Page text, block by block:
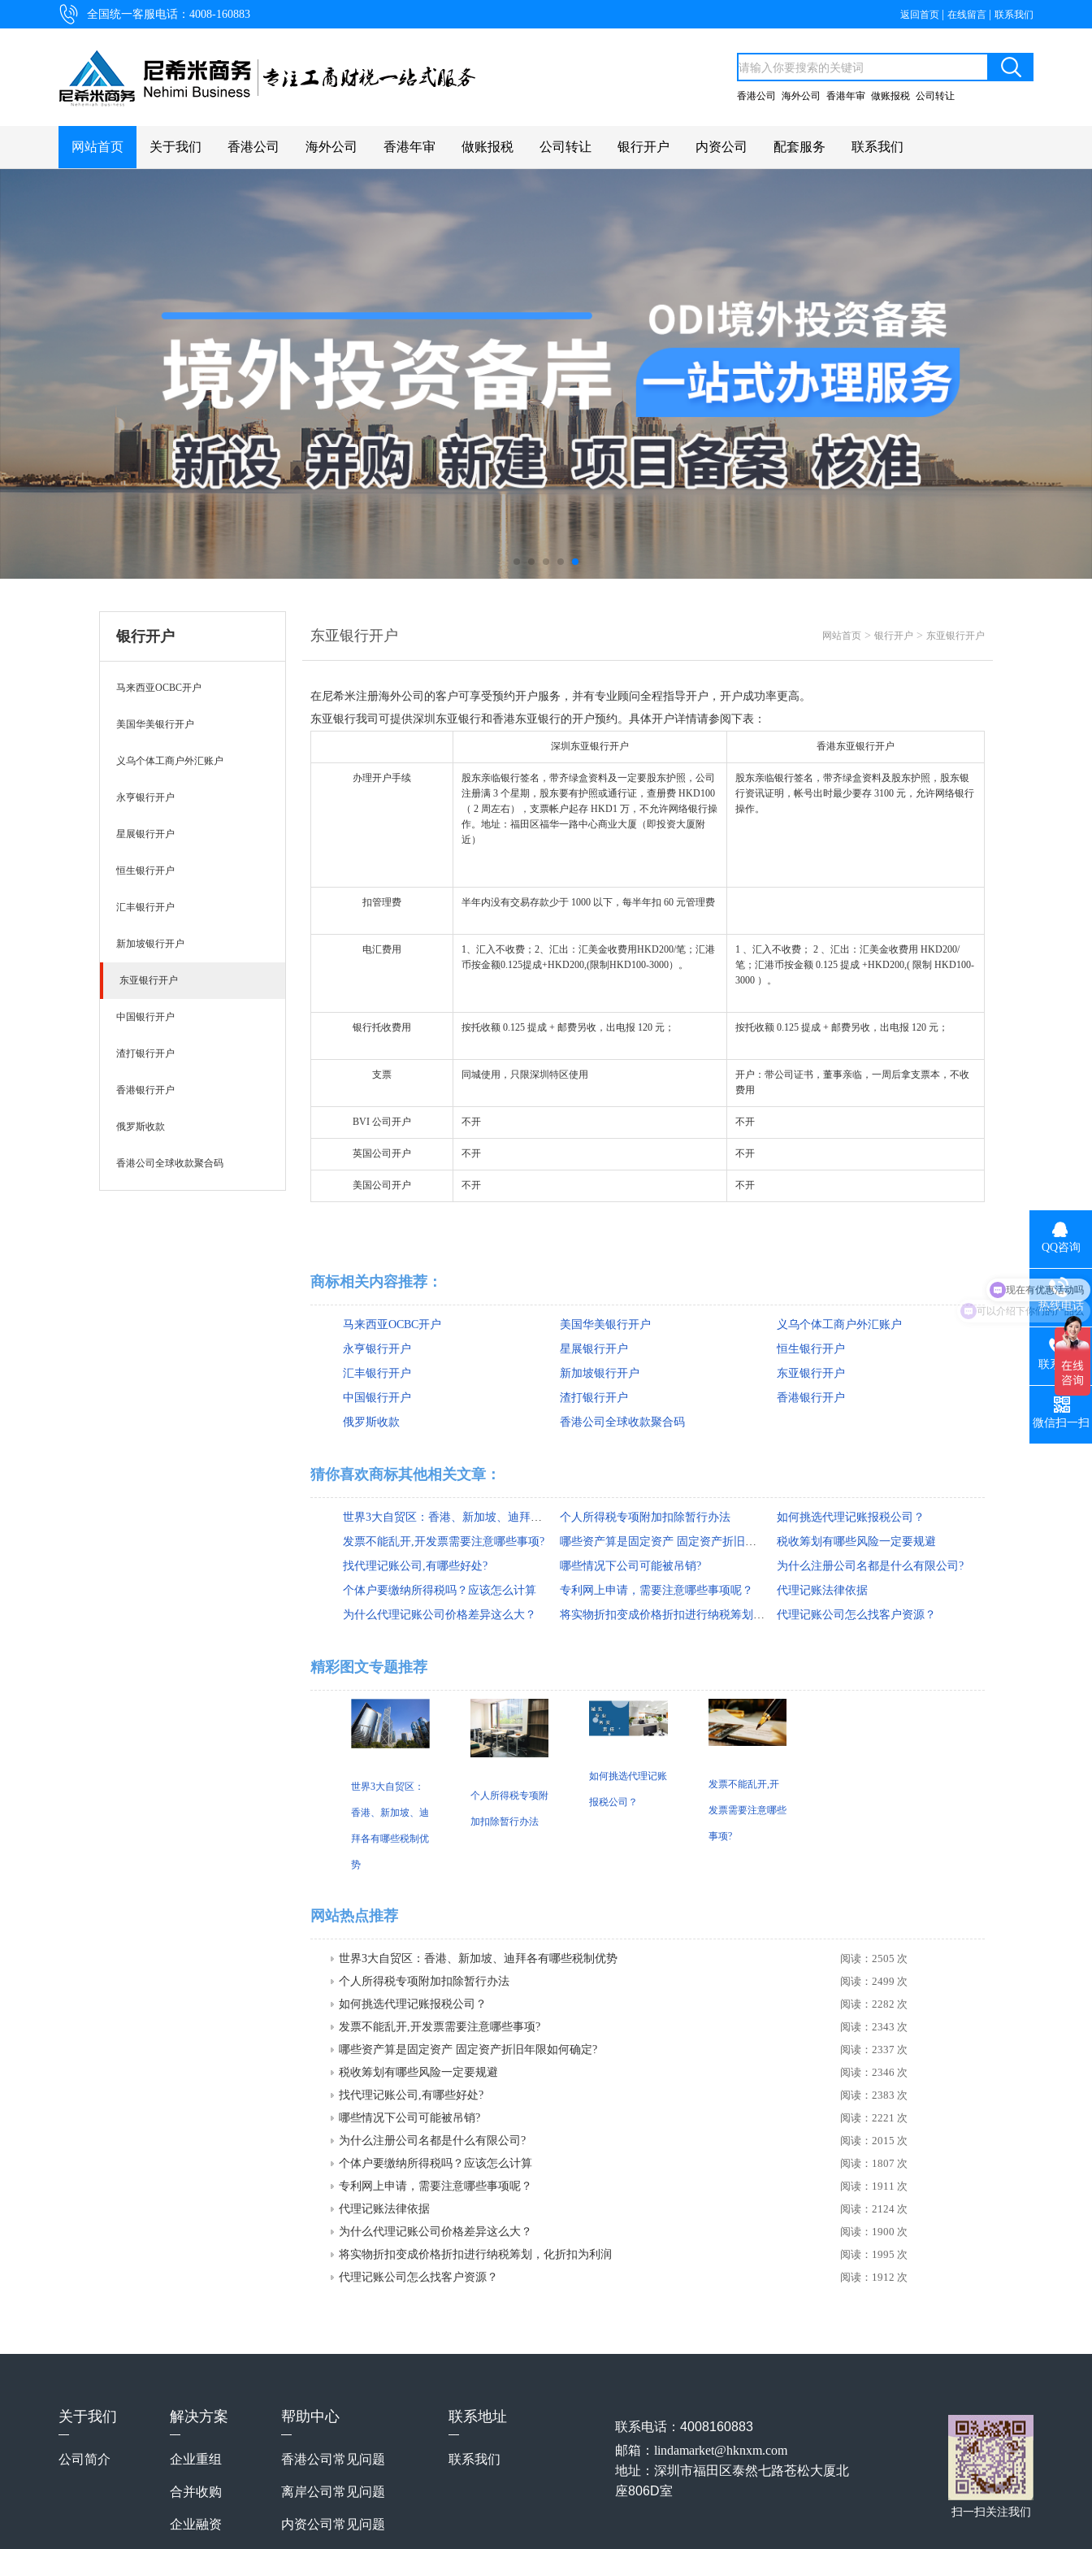
全国统一客服电话：4008-160883 返回首页 在线留言 联系我们
香港公司 海外公司 香港年审 做账报税 公司转让
网站首页 关于我们 香港公司 海外公司 香港年审 做账报税 公司转让 银行开户 内资公司 配套服务 联系我们
银行开户
马来西亚OCBC开户
美国华美银行开户
义乌个体工商户外汇账户
永亨银行开户
星展银行开户
恒生银行开户
汇丰银行开户
新加坡银行开户
东亚银行开户
中国银行开户
渣打银行开户
香港银行开户
俄罗斯收款
香港公司全球收款聚合码
东亚银行开户 网站首页 > 银行开户 > 东亚银行开户
在尼希米注册海外公司的客户可享受预约开户服务，并有专业顾问全程指导开户，开户成功率更高。
东亚银行我司可提供深圳东亚银行和香港东亚银行的开户预约。具体开户详情请参阅下表：
深圳东亚银行开户 香港东亚银行开户
办理开户手续
股东亲临银行签名，带齐绿盒资料及一定要股东护照，公司
注册满 3 个星期，股东要有护照或通行证，查册费 HKD100
（ 2 周左右），支票帐户起存 HKD1 万，不允许网络银行操
作。地址：福田区福华一路中心商业大厦（即投资大厦附
近）
股东亲临银行签名，带齐绿盒资料及股东护照，股东银
行资讯证明，帐号出时最少要存 3100 元，允许网络银行
操作。
扣管理费 半年内没有交易存款少于 1000 以下，每半年扣 60 元管理费
电汇费用
1、汇入不收费；2、汇出：汇美金收费用HKD200/笔；汇港
币按金额0.125提成+HKD200,(限制HKD100-3000）。
1 、汇入不收费； 2 、汇出：汇美金收费用 HKD200/
笔；汇港币按金额 0.125 提成 +HKD200,( 限制 HKD100-
3000 ）。
银行托收费用 按托收额 0.125 提成 + 邮费另收，出电报 120 元； 按托收额 0.125 提成 + 邮费另收，出电报 120 元；
支票 同城使用，只限深圳特区使用
开户：带公司证书，董事亲临，一周后拿支票本，不收
费用
BVI 公司开户 不开 不开
英国公司开户 不开 不开
美国公司开户 不开 不开
商标相关内容推荐：
马来西亚OCBC开户 美国华美银行开户
义乌个体工商户外汇账户
永亨银行开户
星展银行开户
恒生银行开户
汇丰银行开户
新加坡银行开户
东亚银行开户
中国银行开户
渣打银行开户
香港银行开户
俄罗斯收款
香港公司全球收款聚合码
猜你喜欢商标其他相关文章：
个人所得税专项附加扣除暂行办法
如何挑选代理记账报税公司？
发票不能乱开,开发票需要注意哪些事项?
税收筹划有哪些风险一定要规避
找代理记账公司,有哪些好处?
哪些情况下公司可能被吊销?
为什么注册公司名都是什么有限公司?
个体户要缴纳所得税吗？应该怎么计算
专利网上申请，需要注意哪些事项呢？
代理记账法律依据
为什么代理记账公司价格差异这么大？
代理记账公司怎么找客户资源？
精彩图文专题推荐
世界3大自贸区：
香港、新加坡、迪
拜各有哪些税制优
势
个人所得税专项附
加扣除暂行办法
如何挑选代理记账
报税公司？
发票不能乱开,开
发票需要注意哪些
事项?
网站热点推荐
世界3大自贸区：香港、新加坡、迪拜各有哪些税制优势
阅读：2505 次
个人所得税专项附加扣除暂行办法
阅读：2499 次
如何挑选代理记账报税公司？
阅读：2282 次
发票不能乱开,开发票需要注意哪些事项?
阅读：2343 次
哪些资产算是固定资产 固定资产折旧年限如何确定?
阅读：2337 次
税收筹划有哪些风险一定要规避
阅读：2346 次
找代理记账公司,有哪些好处?
阅读：2383 次
哪些情况下公司可能被吊销?
阅读：2221 次
为什么注册公司名都是什么有限公司?
阅读：2015 次
个体户要缴纳所得税吗？应该怎么计算
阅读：1807 次
专利网上申请，需要注意哪些事项呢？
阅读：1911 次
代理记账法律依据
阅读：2124 次
为什么代理记账公司价格差异这么大？
阅读：1900 次
将实物折扣变成价格折扣进行纳税筹划，化折扣为利润
阅读：1995 次
代理记账公司怎么找客户资源？
阅读：1912 次
关于我们
公司简介
解决方案
企业重组
合并收购
企业融资
帮助中心
香港公司常见问题
离岸公司常见问题
内资公司常见问题
联系地址
联系我们
联系电话：4008160883
邮箱：lindamarket@hknxm.com
地址： 深圳市福田区泰然七路苍松大厦北
座806D室
扫一扫关注我们
QQ咨询
热线电话
联系手机
微信扫一扫
可以介绍下你们的产品么